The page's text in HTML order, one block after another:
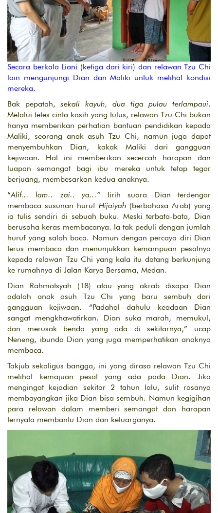
Secara berkala Liani (ketiga dari kiri) dan relawan Tzu Chi
lain mengunjungi Dian dan Maliki untuk melihat kondisi
mereka.
Bak pepatah,sekali kayuh, dua tiga pulau terlampaui.
Melalui tetes cinta kasih yang tulus, relawan Tzu Chi bukan
hanya memberikan perhatian bantuan pendidikan kepada
Maliki, seorang anak asuh Tzu Chi, namun juga dapat
menyembuhkan Dian, kakak Maliki dari gangguan
kejiwaan. Hal ini memberikan secercah harapan dan
luapan semangat bagi ibu mereka untuk tetap tegar
berjuang, membesarkan kedua anaknya.
“Alif... lam.. zai.. ya...” lirih suara Dian terdengar
membaca susunan huruf Hijaiyah (berbahasa Arab) yang
ia tulis sendiri di sebuah buku. Meski terbata-bata, Dian
berusaha keras membacanya. Ia tak peduli dengan jumlah
huruf yang salah baca. Namun dengan percaya diri Dian
terus membaca dan menunjukkan kemampuan pesatnya
kepada relawan Tzu Chi yang kala itu datang berkunjung
ke rumahnya di Jalan Karya Bersama, Medan.
Dian Rahmatsyah (18) atau yang akrab disapa Dian
adalah anak asuh Tzu Chi yang baru sembuh dari
gangguan kejiwaan. “Padahal dahulu keadaan Dian
sangat mengkhawatirkan. Dian suka marah, memukul,
dan merusak benda yang ada di sekitarnya,” ucap
Neneng, ibunda Dian yang juga memperhatikan anaknya
membaca.
Takjub sekaligus bangga, ini yang dirasa relawan Tzu Chi
melihat kemajuan pesat yang ada pada Dian. Jika
mengingat kejadian sekitar 2 tahun lalu, sulit rasanya
membayangkan jika Dian bisa sembuh. Namun kegigihan
para relawan dalam memberi semangat dan harapan
ternyata membantu Dian dan keluarganya.